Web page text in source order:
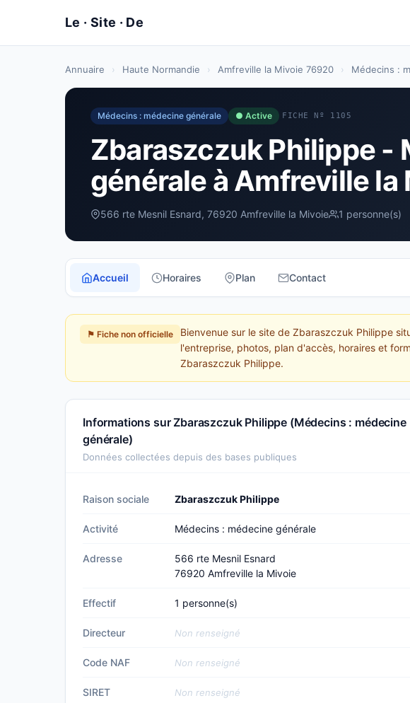
Annuaire › Haute Normandie › Amfreville la Mivoie 76920 › Médecins :
Médecins : médecine générale ● Active FICHE Nº 1105
Zbaraszczuk Philippe -
générale à Amfreville la
566 rte Mesnil Esnard, 76920 Amfreville la Mivoie 1 personne(s)
Accueil Horaires Plan Contact
⚑ Fiche non officielle
Bienvenue sur le site de Zbaraszczuk Philippe
l'entreprise, photos, plan d'accès, horaires et
Zbaraszczuk Philippe.
Informations sur Zbaraszczuk Philippe (Médecins : médecine
générale)
Données collectées depuis des bases publiques
Raison sociale Zbaraszczuk Philippe
Activité Médecins : médecine générale
Adresse
566 rte Mesnil Esnard
76920 Amfreville la Mivoie
Effectif 1 personne(s)
Directeur Non renseigné
Code NAF Non renseigné
SIRET Non renseigné